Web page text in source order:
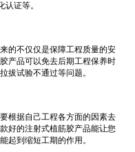
证等。
的不仅仅是保障工程质量的安
产品可以免去后期工程保养时
拔试验不通过等问题。
根据自己工程各方面的因素去
好的注射式植筋胶产品能让您
起到缩短工期的作用。